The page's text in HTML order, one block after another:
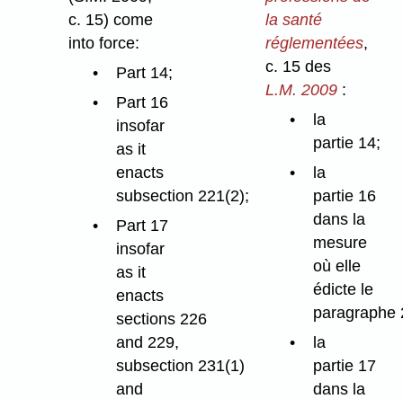
c. 15) come
into force:
Part 14;
Part 16
insofar
as it
enacts
subsection 221(2);
Part 17
insofar
as it
enacts
sections 226
and 229,
subsection 231(1)
and
la santé
réglementées,
c. 15 des
L.M. 2009 :
la
partie 14;
la
partie 16
dans la
mesure
où elle
édicte le
paragraphe
la
partie 17
dans la